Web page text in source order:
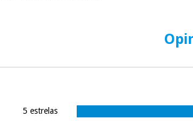
5 estrelas